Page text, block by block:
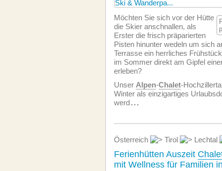
Möchten Sie sich vor der Hütte
die Skier anschnallen, als
Erster die frisch präparierten
Pisten hinunter wedeln um sich
Terrasse ein herrliches
im Sommer direkt am Gipfel
erleben?
Unser Alpen-Chalet-
Winter als einzigartiges
werd...
Österreich Tirol Lechtal
Ferienhütten Auszeit
mit Wellness für Familien